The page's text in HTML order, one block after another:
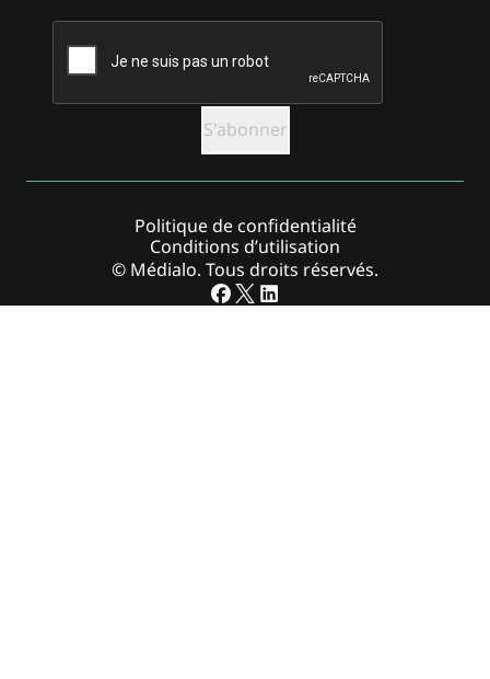
CAPTCHA
© Médialo. Tous droits réservés.
Politique de confidentialité
Conditions d’utilisation